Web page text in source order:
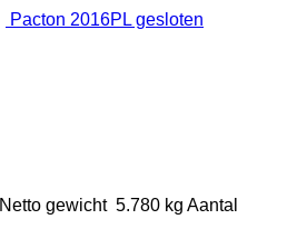
Pacton 2016PL gesloten
Netto gewicht 5.780 kg Aantal